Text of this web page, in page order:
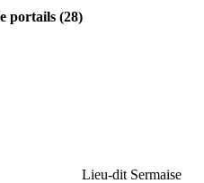
portails (28)
Lieu-dit Sermaise